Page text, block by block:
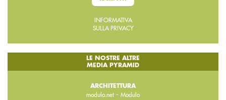
INFORMATIVA
SULLA PRIVACY
LE NOSTRE ALTRE
MEDIA PYRAMID
ARCHITETTURA
modulo.net - Modulo